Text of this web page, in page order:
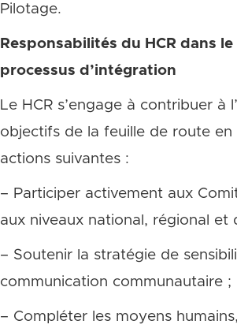
Pilotage.
Responsabilités du HCR dans
processus d’intégration
Le HCR s’engage à contribuer à
objectifs de la feuille de route en
actions suivantes :
– Participer activement aux
aux niveaux national, régional et
– Soutenir la stratégie de
communication communautaire ;
– Compléter les moyens